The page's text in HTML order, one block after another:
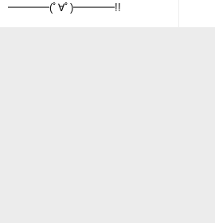
━━━━(ﾟ∀ﾟ)━━━━!!